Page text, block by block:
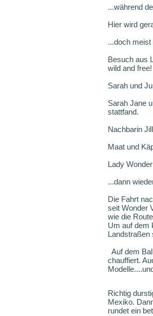
...während
Hier wird
...doch
Besuch aus
wild and free!
Sarah und
Sarah Jane
stattfand.
Nachbarin
Maat und
Lady
...dann
Die Fahrt
seit Wonder
wie die
Um auf dem
Landstraßen
Auf dem
chauffiert.
Richtig
Mexiko.
rundet ein